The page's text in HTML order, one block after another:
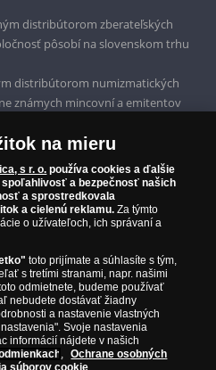
distribútorom zberateľských
pôsobí na slovenskom trhu
distribútorom numizmatických
známych mincovní a emitentov
Fínska mincovňa alebo
svojim zákazníkom a
produkty sú v originálnej a v
aj priloženým Certifikátom
na mieru
s r. o. používa cookies a ďalšie
spoľahlivosť a bezpečnosť našich
a sprostredkovala
a cielenú reklamu. Za týmto
o užívateľoch, ich správaní a
toto prijímate a súhlasíte s tým,
s tretími stranami, napr. našimi
odmietnete, budeme používať
nebudete dostávať žiadny
a nastavenie vlastných
Svoje nastavenia
informácií nájdete v našich
,
Ochrane osobných
súborov cookie